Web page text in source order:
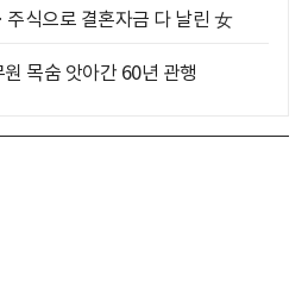
식으로 결혼자금 다 날린 女
목숨 앗아간 60년 관행